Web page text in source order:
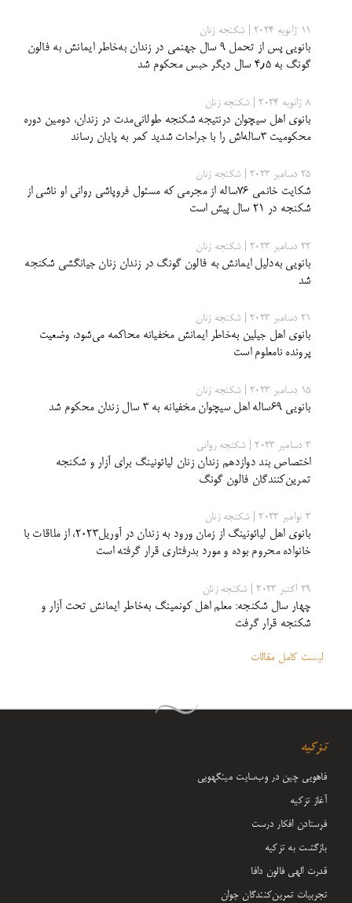
11 ژانویه 2024 | شکنجه زنان
بانویی پس از تحمل ۹ سال جهنمی در زندان به‌خاطر ایمانش به فالون
گونگ به ۴٫۵ سال دیگر حبس محکوم شد
8 ژانویه 2024 | شکنجه زنان
بانوی اهل سیچوان درنتیجه شکنجه طولانی‌مدت در زندان، دومین دوره
محکومیت ۳ساله‌اش را با جراحات شدید کمر به پایان رساند
25 دسامبر 2023 | شکنجه زنان
شکایت خانمی ۷۶ساله از مجرمی که مسئول فروپاشی روانی او ناشی از
شکنجه در ۲۱ سال پیش است
22 دسامبر 2023 | شکنجه زنان
بانویی به‌دلیل ایمانش به فالون گونگ در زندان زنان جیانگشی شکنجه
شد
21 دسامبر 2023 | شکنجه زنان
بانوی اهل جیلین به‌خاطر ایمانش مخفیانه محاکمه می‌شود، وضعیت
پرونده نامعلوم است
15 دسامبر 2023 | شکنجه زنان
بانویی ۶۹ساله اهل سیچوان مخفیانه به ۳ سال زندان محکوم شد
3 دسامبر 2023 | شکنجه روانی
اختصاص بند دوازدهم زندان زنان لیائونینگ برای آزار و شکنجه
تمرین‌کنندگان فالون گونگ
3 نوامبر 2023 | شکنجه زنان
بانوی اهل لیائونینگ از زمان ورود به زندان در آوریل2023، از ملاقات با
خانواده محروم بوده و مورد بدرفتاری قرار گرفته است
29 اکتبر 2023 | شکنجه زنان
چهار سال شکنجه: معلم اهل کونمینگ به‌خاطر ایمانش تحت آزار و
شکنجه قرار گرفت
لیست کامل مقالات
تزکیه
فاهویی چین در وب‌سایت مینگهویی
آغاز تزکیه
فرستادن افکار درست
بازگشت به تزکیه
قدرت الهی فالون دافا
تجربیات تمرین‌کنندگان جوان